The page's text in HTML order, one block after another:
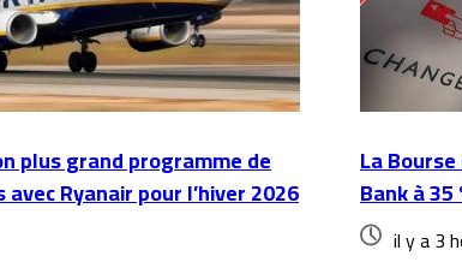
plus grand programme de
Ryanair pour l’hiver 2026
La
Bank à 35
il y a 3